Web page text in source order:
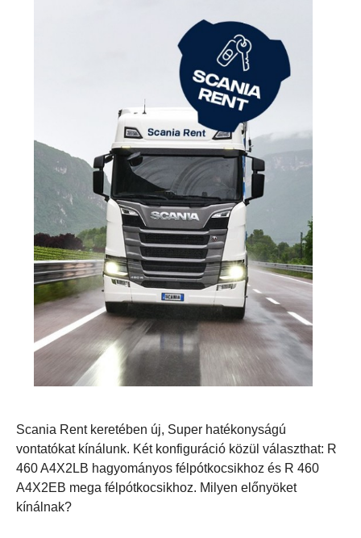
Scania Rent keretében új, Super hatékonyságú
vontatókat kínálunk. Két konfiguráció közül választhat: R
460 A4X2LB hagyományos félpótkocsikhoz és R 460
A4X2EB mega félpótkocsikhoz. Milyen előnyöket
kínálnak?